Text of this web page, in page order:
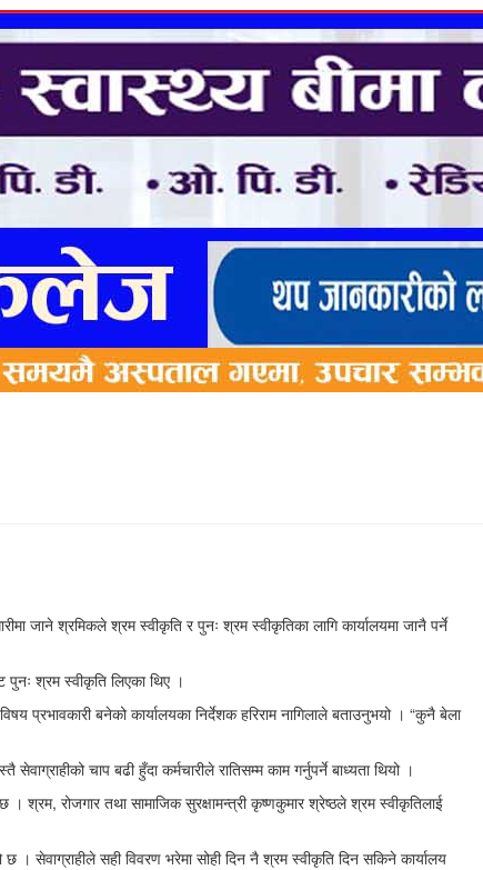
जाने श्रमिकले श्रम स्वीकृति र पुनः श्रम स्वीकृतिका लागि कार्यालयमा जानै पर्ने
श्रम स्वीकृति लिएका थिए ।
प्रभावकारी बनेको कार्यालयका निर्देशक हरिराम नागिलाले बताउनुभयो । “कुनै बेला
चाप बढी हुँदा कर्मचारीले रातिसम्म काम गर्नुपर्ने बाध्यता थियो ।
रोजगार तथा सामाजिक सुरक्षामन्त्री कृष्णकुमार श्रेष्ठले श्रम स्वीकृतिलाई
सेवाग्राहीले सही विवरण भरेमा सोही दिन नै श्रम स्वीकृति दिन सकिने कार्यालय